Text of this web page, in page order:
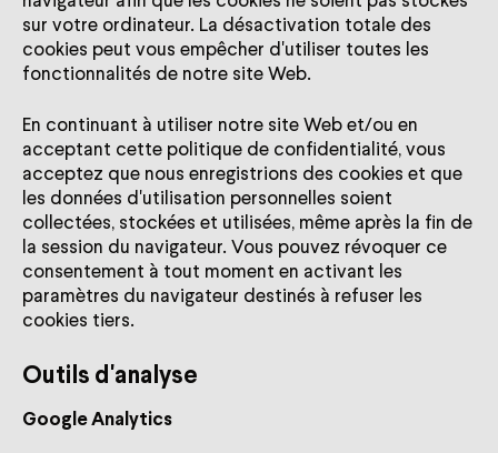
sur votre ordinateur. La désactivation totale des
cookies peut vous empêcher d'utiliser toutes les
fonctionnalités de notre site Web.
En continuant à utiliser notre site Web et/ou en
acceptant cette politique de confidentialité, vous
acceptez que nous enregistrions des cookies et que
les données d'utilisation personnelles soient
collectées, stockées et utilisées, même après la fin de
la session du navigateur. Vous pouvez révoquer ce
consentement à tout moment en activant les
paramètres du navigateur destinés à refuser les
cookies tiers.
Outils d'analyse
Google Analytics